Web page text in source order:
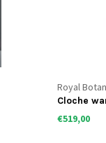
Royal
Cloche
€519,00